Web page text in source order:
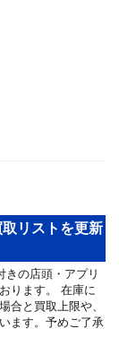
リストを更新
きの店頭・アプリ
ります。 在庫に
合と買取上限や、
ます。予めご了承